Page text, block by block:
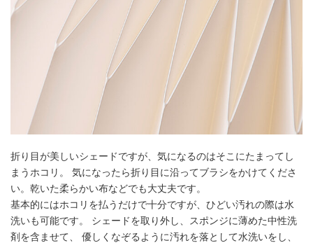
折り目が美しいシェードですが、気になるのはそこにたまってし
まうホコリ。 気になったら折り目に沿ってブラシをかけてくださ
い。乾いた柔らかい布などでも大丈夫です。
基本的にはホコリを払うだけで十分ですが、ひどい汚れの際は水
洗いも可能です。 シェードを取り外し、スポンジに薄めた中性洗
剤を含ませて、 優しくなぞるように汚れを落として水洗いをし、